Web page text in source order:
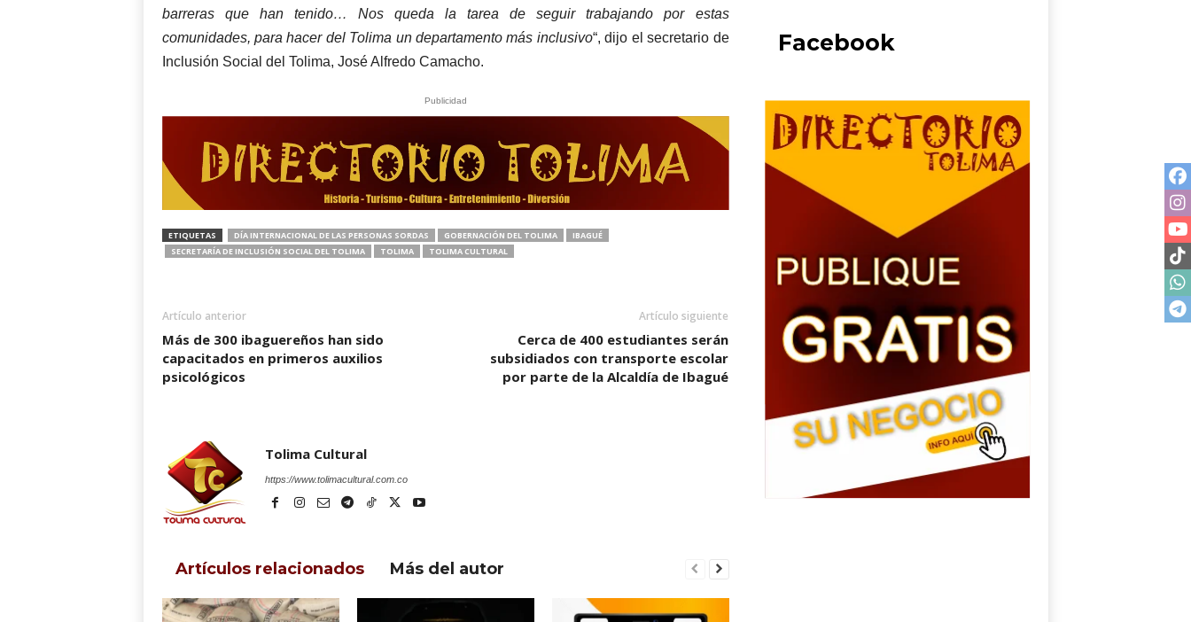
barreras que han tenido… Nos queda la tarea de seguir trabajando por estas
comunidades, para hacer del Tolima un departamento más inclusivo“, dijo el secretario de
Inclusión Social del Tolima, José Alfredo Camacho.
Publicidad
ETIQUETAS DÍA INTERNACIONAL DE LAS PERSONAS SORDAS GOBERNACIÓN DEL TOLIMA
IBAGUÉ
SECRETARÍA DE INCLUSIÓN SOCIAL DEL TOLIMA
TOLIMA TOLIMA CULTURAL
Artículo anterior
Más de 300 ibaguereños han sido
capacitados en primeros auxilios
psicológicos
Artículo siguiente
Cerca de 400 estudiantes serán
subsidiados con transporte escolar
por parte de la Alcaldía de Ibagué
Tolima Cultural
https://www.tolimacultural.com.co
Artículos relacionados Más del autor
Facebook